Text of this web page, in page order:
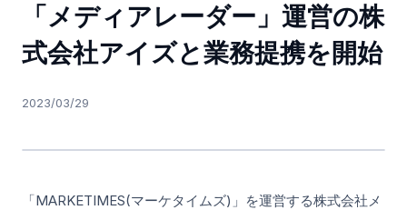
「メディアレーダー」運営の株
式会社アイズと業務提携を開始
2023/03/29
「MARKETIMES(マーケタイムズ)」を運営する株式会社メ